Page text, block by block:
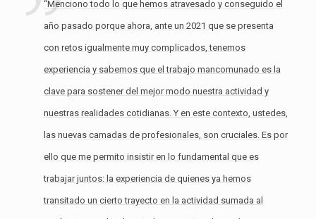
“Menciono todo lo que hemos atravesado y conseguido el
año pasado porque ahora, ante un 2021 que se presenta
con retos igualmente muy complicados, tenemos
experiencia y sabemos que el trabajo mancomunado es la
clave para sostener del mejor modo nuestra actividad y
nuestras realidades cotidianas. Y en este contexto, ustedes,
las nuevas camadas de profesionales, son cruciales. Es por
ello que me permito insistir en lo fundamental que es
trabajar juntos: la experiencia de quienes ya hemos
transitado un cierto trayecto en la actividad sumada al